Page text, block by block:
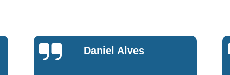
Microchipagem em Cachorros
Microchipagem
Marly Rosa